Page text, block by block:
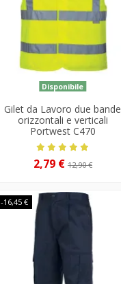
Disponibile
Gilet da Lavoro due bande
orizzontali e verticali
Portwest C470
2,79 € 12,90 €
-16,45 €